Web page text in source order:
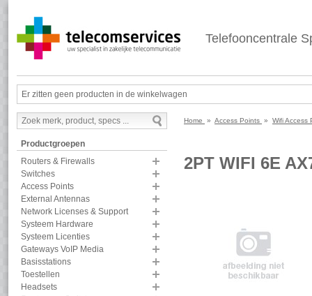
Telefooncentrale
Er zitten geen producten in de winkelwagen
Productgroepen
Routers & Firewalls
Switches
Access Points
External Antennas
Network Licenses & Support
Systeem Hardware
Systeem Licenties
Gateways VoIP Media
Basisstations
Toestellen
Headsets
Home » Access Points » Wifi Access
2PT WIFI 6E